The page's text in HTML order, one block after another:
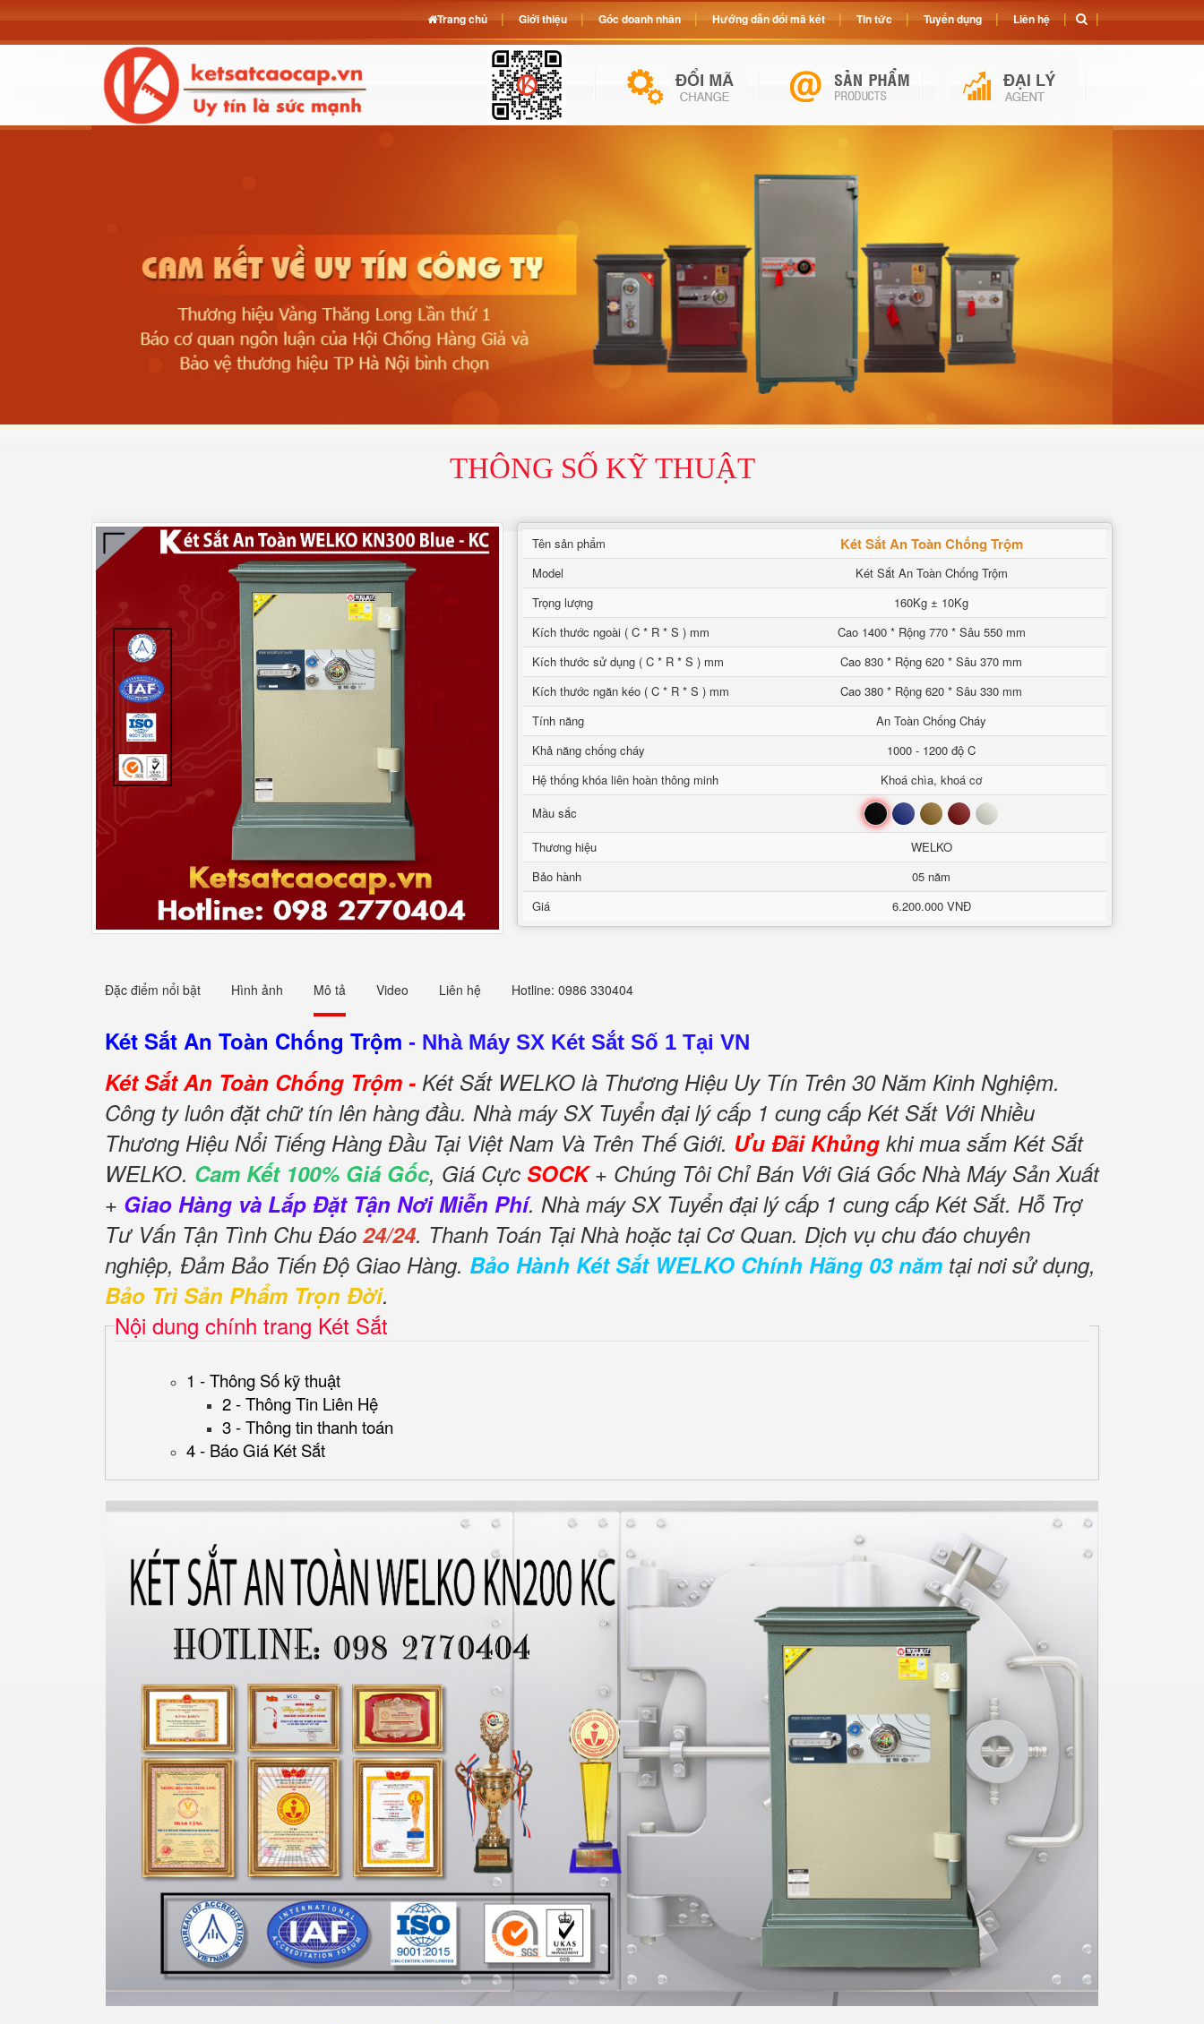
THÔNG SỐ KỸ THUẬT
Tên sản phẩm Két Sắt An Toàn Chống Trộm
Model
Két Sắt An Toàn Chống Trộm
Trọng lượng
160Kg ± 10Kg
Kích thước ngoài ( C * R * S ) mm
Cao 1400 * Rộng 770 * Sâu 550 mm
Kích thước sử dụng ( C * R * S ) mm
Cao 830 * Rộng 620 * Sâu 370 mm
Kích thước ngăn kéo ( C * R * S ) mm
Cao 380 * Rộng 620 * Sâu 330 mm
Tính năng
An Toàn Chống Cháy
Khả năng chống cháy
1000 - 1200 độ C
Hệ thống khóa liên hoàn thông minh
Khoá chìa, khoá cơ
Mầu sắc
Đen Xanh Nâu Đỏ Trắng
Thương hiệu
WELKO
Bảo hành
05 năm
Giá
6.200.000 VNĐ
Đặc điểm nổi bật Hình ảnh Mô tả Video Liên hệ Hotline: 0986 330404
Két Sắt An Toàn Chống Trộm - Nhà Máy SX Két Sắt Số 1 Tại VN
Két Sắt An Toàn Chống Trộm - Két Sắt WELKO là Thương Hiệu Uy Tín Trên 30 Năm Kinh Nghiệm.
Công ty luôn đặt chữ tín lên hàng đầu. Nhà máy SX Tuyển đại lý cấp 1 cung cấp Két Sắt Với Nhiều
Thương Hiệu Nổi Tiếng Hàng Đầu Tại Việt Nam Và Trên Thế Giới. Ưu Đãi Khủng khi mua sắm Két Sắt
WELKO. Cam Kết 100% Giá Gốc, Giá Cực SOCK+ Chúng Tôi Chỉ Bán Với Giá Gốc Nhà Máy Sản Xuất
+ Giao Hàng và Lắp Đặt Tận Nơi Miễn Phí. Nhà máy SX Tuyển đại lý cấp 1 cung cấp Két Sắt. Hỗ Trợ
Tư Vấn Tận Tình Chu Đáo 24/24. Thanh Toán Tại Nhà hoặc tại Cơ Quan. Dịch vụ chu đáo chuyên
nghiệp, Đảm Bảo Tiến Độ Giao Hàng. Bảo Hành Két Sắt WELKO Chính Hãng 03 năm tại nơi sử dụng,
Bảo Trì Sản Phẩm Trọn Đời.
Nội dung chính trang Két Sắt
1 - Thông Số kỹ thuật
2 - Thông Tin Liên Hệ
3 - Thông tin thanh toán
4 - Báo Giá Két Sắt
Trang chủ Giới thiệu Góc doanh nhân Hướng dẫn đổi mã két Tin tức Tuyển dụng Liên hệ